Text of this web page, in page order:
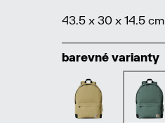
43.5 x 30 x 14.5 cm
barevné varianty